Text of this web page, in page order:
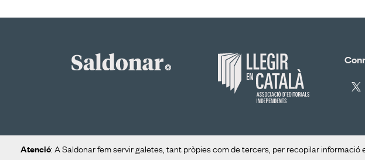
Atenció: A Saldonar fem servir galetes, tant pròpies com de tercers, per recopilar